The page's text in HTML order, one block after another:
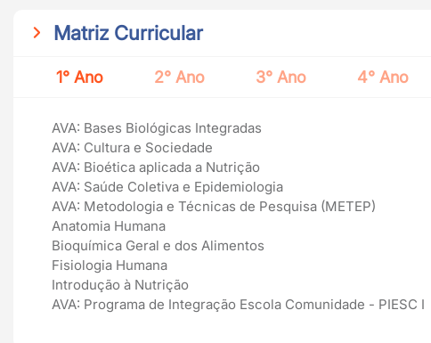
Matriz Curricular
1° Ano 2° Ano 3° Ano 4° Ano
AVA: Bases Biológicas Integradas
AVA: Cultura e Sociedade
AVA: Bioética aplicada a Nutrição
AVA: Saúde Coletiva e Epidemiologia
AVA: Metodologia e Técnicas de Pesquisa (METEP)
Anatomia Humana
Bioquímica Geral e dos Alimentos
Fisiologia Humana
Introdução à Nutrição
AVA: Programa de Integração Escola Comunidade - PIESC I